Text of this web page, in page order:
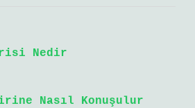
Nedir
Nasıl Konuşulur